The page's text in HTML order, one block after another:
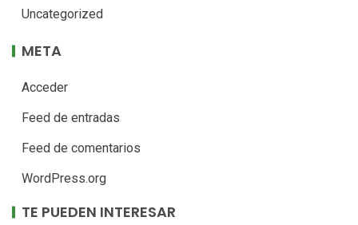
Uncategorized
META
Acceder
Feed de entradas
Feed de comentarios
WordPress.org
TE PUEDEN INTERESAR